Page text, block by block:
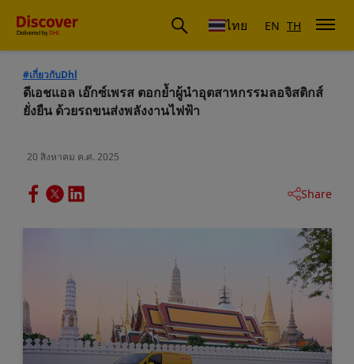
ดีเอชแอล ประเทศไทย ไทย EN TH
#เกี่ยวกับDhl
ดีเอชแอล เอ๊กซ์เพรส ตอกย้ำผู้นำอุตสาหกรรมลอจิสติกส์
ยั่งยืน ด้วยรถขนส่งพลังงานไฟฟ้า
20 สิงหาคม ค.ศ. 2025
Share